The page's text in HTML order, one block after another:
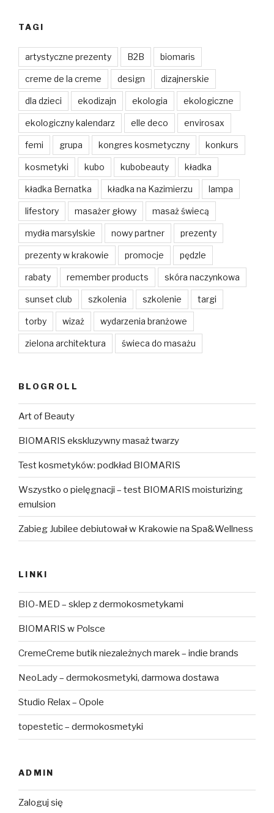
TAGI
artystyczne prezenty B2B biomaris
creme de la creme design dizajnerskie
dla dzieci ekodizajn ekologia ekologiczne
ekologiczny kalendarz elle deco envirosax
femi grupa kongres kosmetyczny konkurs
kosmetyki kubo kubobeauty kładka
kładka Bernatka kładka na Kazimierzu lampa
lifestory masażer głowy masaż świecą
mydła marsylskie nowy partner prezenty
prezenty w krakowie promocje pędzle
rabaty remember products skóra naczynkowa
sunset club szkolenia szkolenie targi
torby wizaż wydarzenia branżowe
zielona architektura świeca do masażu
BLOGROLL
Art of Beauty
BIOMARIS ekskluzywny masaż twarzy
Test kosmetyków: podkład BIOMARIS
Wszystko o pielęgnacji – test BIOMARIS moisturizing
emulsion
Zabieg Jubilee debiutował w Krakowie na Spa&Wellness
LINKI
BIO-MED – sklep z dermokosmetykami
BIOMARIS w Polsce
CremeCreme butik niezależnych marek – indie brands
NeoLady – dermokosmetyki, darmowa dostawa
Studio Relax – Opole
topestetic – dermokosmetyki
ADMIN
Zaloguj się